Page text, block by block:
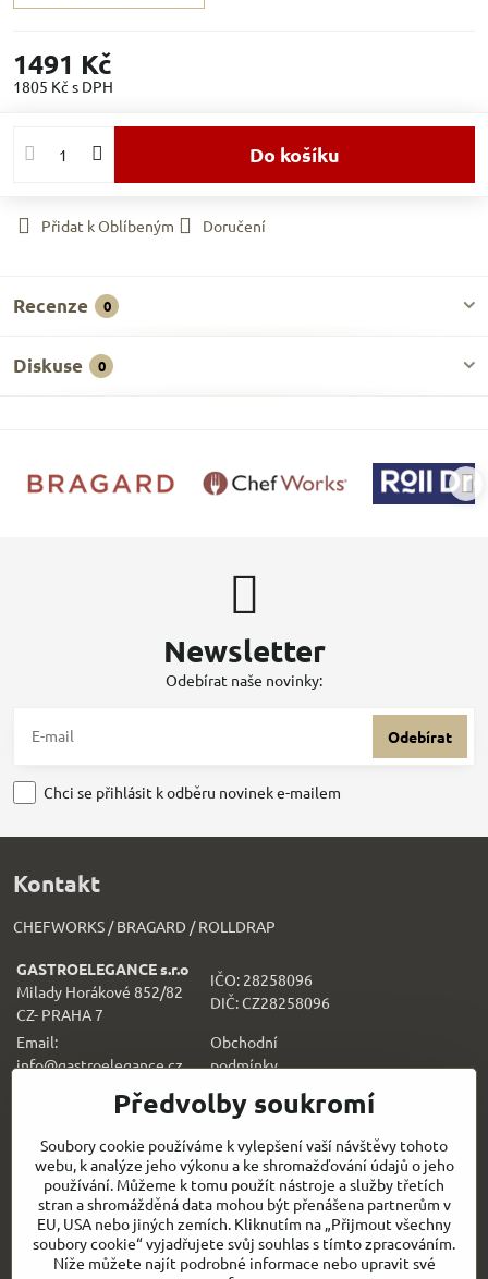
1491 Kč
1805 Kč s DPH
Do košíku
Přidat k Oblíbeným Doručení
Recenze 0
Diskuse 0
Newsletter
Odebírat naše novinky:
Odebírat
Chci se přihlásit k odběru novinek e-mailem
Kontakt
CHEFWORKS / BRAGARD / ROLLDRAP
GASTROELEGANCE s.r.o
Milady Horákové 852/82
CZ- PRAHA 7
IČO: 28258096
DIČ: CZ28258096
Email:
info@gastroelegance.cz
Obchodní
podmínky
Všechno k nákupu
Sledujte naše novinky i na sítích:
Facebook Instagram
Předvolby soukromí
Soubory cookie používáme k vylepšení vaší návštěvy tohoto
webu, k analýze jeho výkonu a ke shromažďování údajů o jeho
používání. Můžeme k tomu použít nástroje a služby třetích
stran a shromážděná data mohou být přenášena partnerům v
EU, USA nebo jiných zemích. Kliknutím na „Přijmout všechny
soubory cookie“ vyjadřujete svůj souhlas s tímto zpracováním.
Níže můžete najít podrobné informace nebo upravit své